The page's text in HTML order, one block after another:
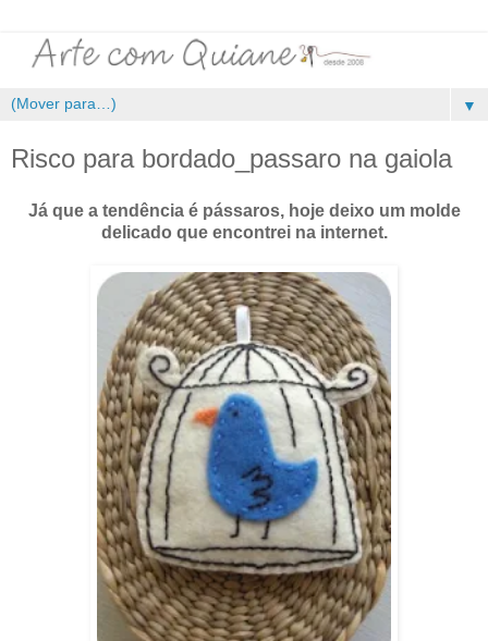
▼
Risco para bordado_passaro na gaiola
Já que a tendência é pássaros, hoje deixo um molde
delicado que encontrei na internet.